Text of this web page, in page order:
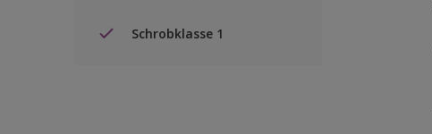
Schrobklasse 1